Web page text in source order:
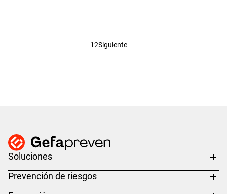
12Siguiente
Soluciones
Prevención de riesgos